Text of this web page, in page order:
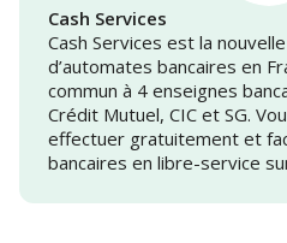
Cash Services
Cash Services est la
d’automates bancaires en
commun à 4 enseignes
Crédit Mutuel, CIC et SG.
effectuer gratuitement et
bancaires en libre-service